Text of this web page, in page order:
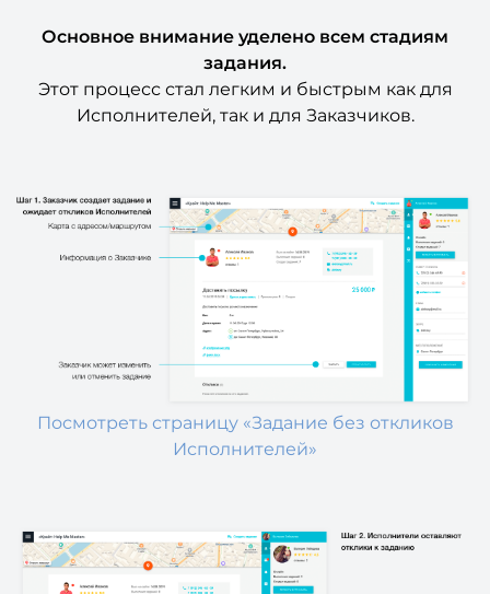
Основное внимание уделено всем стадиям
задания.
Этот процесс стал легким и быстрым как для
Исполнителей, так и для Заказчиков.
Посмотреть страницу «Задание без откликов
Исполнителей»